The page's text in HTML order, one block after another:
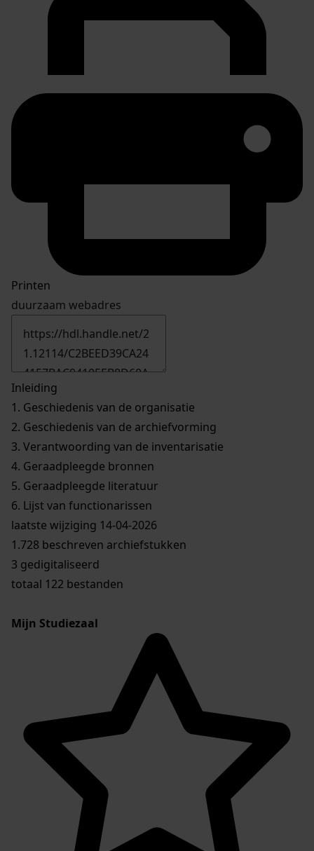
Printen
duurzaam webadres
Inleiding
1. Geschiedenis van de organisatie
2. Geschiedenis van de archiefvorming
3. Verantwoording van de inventarisatie
4. Geraadpleegde bronnen
5. Geraadpleegde literatuur
6. Lijst van functionarissen
laatste wijziging 14-04-2026
1.728 beschreven archiefstukken
3 gedigitaliseerd
totaal 122 bestanden
Mijn Studiezaal